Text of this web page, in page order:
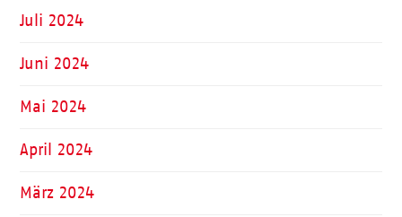
Juli 2024
Juni 2024
Mai 2024
April 2024
März 2024